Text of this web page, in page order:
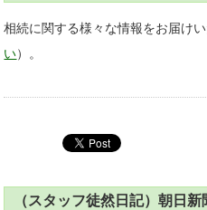
相続に関する様々な情報をお届け
い）。
（スタッフ徒然日記）朝日